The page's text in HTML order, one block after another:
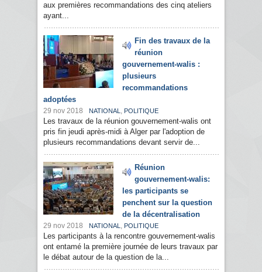
aux premières recommandations des cinq ateliers
ayant...
Fin des travaux de la
réunion
gouvernement-walis :
plusieurs
recommandations
adoptées
29 nov 2018 NATIONAL , POLITIQUE
Les travaux de la réunion gouvernement-walis ont
pris fin jeudi après-midi à Alger par l'adoption de
plusieurs recommandations devant servir de...
Réunion
gouvernement-walis:
les participants se
penchent sur la question
de la décentralisation
29 nov 2018 NATIONAL , POLITIQUE
Les participants à la rencontre gouvernement-walis
ont entamé la première journée de leurs travaux par
le débat autour de la question de la...